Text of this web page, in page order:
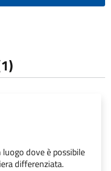
dove è possibile
differenziata.